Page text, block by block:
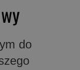
do